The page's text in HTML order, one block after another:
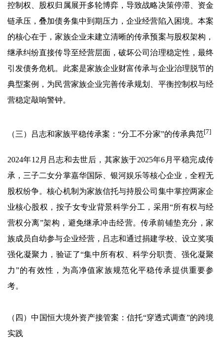
控制权、股权归属展开多轮博弈，导致战略决策停滞、资金
链承压，叠加债务集中到期压力，企业经营陷入困境。本案
的核心在于，家族企业未建立清晰的传承预案与股权架构，
继承纠纷直接传导至经营层面，破坏公司治理稳定性，最终
引发债务危机。此案是家族企业财富传承与企业治理脱节的
典型案例，为民营家族企业完善传承规划、平衡控制权与经
营稳定敲响警钟。
（三）吕志和家族平稳传承案：“分工不分家”的传承典范[7]
2024年12月吕志和去世后，其家族于2025年6月平稳完成传
承，三子二女分掌嘉华国际、银河娱乐等核心企业，全程无
股权纷争。核心机制为家族信托与持股公司集中掌控两家企
业核心股权，按子女专业背景科学分工，采用“所有权与经
营权分离”架构，避免继承冲击经营。传承前铺垫充分，家
族成员自幼参与企业经营，吕志和通过捐建学校、设立奖项
强化凝聚力，验证了“集中所有权、科学分职责、强化凝聚
力”的有效性，为高净值家族规范化平稳传承提供重要参
考。
（四）中国恒大境外资产接管案：信托“穿透式调查”的跨境
实践